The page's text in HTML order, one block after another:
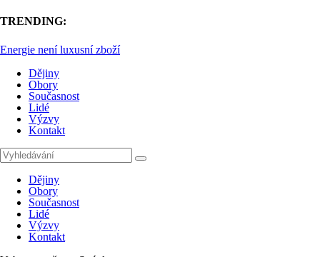
TRENDING:
Energie není luxusní zboží
Dějiny
Obory
Současnost
Lidé
Výzvy
Kontakt
Dějiny
Obory
Současnost
Lidé
Výzvy
Kontakt